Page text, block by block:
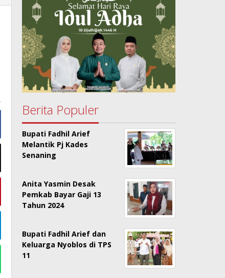
Berita Populer
Bupati Fadhil Arief
Melantik Pj Kades
Senaning
Anita Yasmin Desak
Pemkab Bayar Gaji 13
Tahun 2024
Bupati Fadhil Arief dan
Keluarga Nyoblos di TPS
11